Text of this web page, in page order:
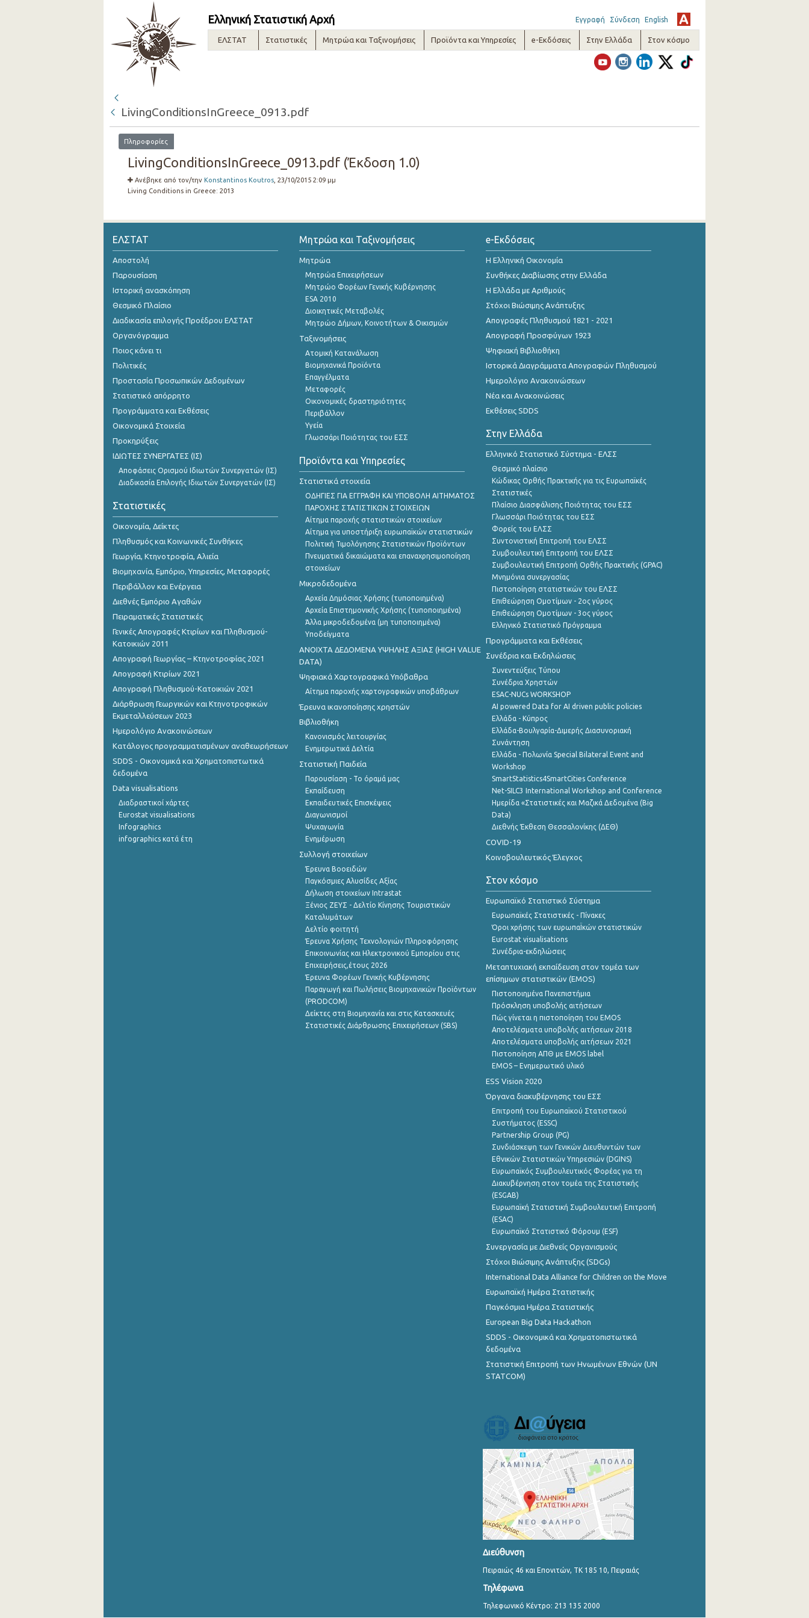
Ελληνική Στατιστική Αρχή Εγγραφή Σύνδεση English
ΕΛΣΤΑΤ Στατιστικές Μητρώα και Ταξινομήσεις Προϊόντα και Υπηρεσίες e-Εκδόσεις Στην Ελλάδα Στον κόσμο
LivingConditionsInGreece_0913.pdf
Πληροφορίες
LivingConditionsInGreece_0913.pdf (Έκδοση 1.0)
Ανέβηκε από τον/την Konstantinos Koutros, 23/10/2015 2:09 μμ
Living Conditions in Greece: 2013
ΕΛΣΤΑΤ
Αποστολή
Παρουσίαση
Ιστορική ανασκόπηση
Θεσμικό Πλαίσιο
Διαδικασία επιλογής Προέδρου ΕΛΣΤΑΤ
Οργανόγραμμα
Ποιος κάνει τι
Πολιτικές
Προστασία Προσωπικών Δεδομένων
Στατιστικό απόρρητο
Προγράμματα και Εκθέσεις
Οικονομικά Στοιχεία
Προκηρύξεις
ΙΔΙΩΤΕΣ ΣΥΝΕΡΓΑΤΕΣ (ΙΣ)
Αποφάσεις Ορισμού Ιδιωτών Συνεργατών (ΙΣ)
Διαδικασία Επιλογής Ιδιωτών Συνεργατών (ΙΣ)
Στατιστικές
Οικονομία, Δείκτες
Πληθυσμός και Κοινωνικές Συνθήκες
Γεωργία, Κτηνοτροφία, Αλιεία
Βιομηχανία, Εμπόριο, Υπηρεσίες, Μεταφορές
Περιβάλλον και Ενέργεια
Διεθνές Εμπόριο Αγαθών
Πειραματικές Στατιστικές
Γενικές Απογραφές Κτιρίων και Πληθυσμού-
Κατοικιών 2011
Απογραφή Γεωργίας – Κτηνοτροφίας 2021
Απογραφή Κτιρίων 2021
Απογραφή Πληθυσμού-Κατοικιών 2021
Διάρθρωση Γεωργικών και Κτηνοτροφικών
Εκμεταλλεύσεων 2023
Ημερολόγιο Ανακοινώσεων
Κατάλογος προγραμματισμένων αναθεωρήσεων
SDDS - Οικονομικά και Χρηματοπιστωτικά
δεδομένα
Data visualisations
Διαδραστικοί χάρτες
Eurostat visualisations
Infographics
infographics κατά έτη
Μητρώα και Ταξινομήσεις
Μητρώα
Μητρώα Επιχειρήσεων
Μητρώο Φορέων Γενικής Κυβέρνησης
ESA 2010
Διοικητικές Μεταβολές
Μητρώο Δήμων, Κοινοτήτων & Οικισμών
Ταξινομήσεις
Ατομική Κατανάλωση
Βιομηχανικά Προϊόντα
Επαγγέλματα
Μεταφορές
Οικονομικές δραστηριότητες
Περιβάλλον
Υγεία
Γλωσσάρι Ποιότητας του ΕΣΣ
Προϊόντα και Υπηρεσίες
Στατιστικά στοιχεία
ΟΔΗΓΙΕΣ ΓΙΑ ΕΓΓΡΑΦΗ ΚΑΙ ΥΠΟΒΟΛΗ ΑΙΤΗΜΑΤΟΣ
ΠΑΡΟΧΗΣ ΣΤΑΤΙΣΤΙΚΩΝ ΣΤΟΙΧΕΙΩΝ
Αίτημα παροχής στατιστικών στοιχείων
Αίτημα για υποστήριξη ευρωπαϊκών στατιστικών
Πολιτική Τιμολόγησης Στατιστικών Προϊόντων
Πνευματικά δικαιώματα και επαναχρησιμοποίηση
στοιχείων
Μικροδεδομένα
Αρχεία Δημόσιας Χρήσης (τυποποιημένα)
Αρχεία Επιστημονικής Χρήσης (τυποποιημένα)
Άλλα μικροδεδομένα (μη τυποποιημένα)
Υποδείγματα
ANOIXTA ΔΕΔΟΜΕΝΑ ΥΨΗΛΗΣ ΑΞΙΑΣ (HIGH VALUE
DATA)
Ψηφιακά Χαρτογραφικά Υπόβαθρα
Αίτημα παροχής χαρτογραφικών υποβάθρων
Έρευνα ικανοποίησης χρηστών
Βιβλιοθήκη
Κανονισμός λειτουργίας
Ενημερωτικά Δελτία
Στατιστική Παιδεία
Παρουσίαση - Το όραμά μας
Εκπαίδευση
Εκπαιδευτικές Επισκέψεις
Διαγωνισμοί
Ψυχαγωγία
Ενημέρωση
Συλλογή στοιχείων
Έρευνα Βοοειδών
Παγκόσμιες Αλυσίδες Αξίας
Δήλωση στοιχείων Intrastat
Ξένιος ΖΕΥΣ - Δελτίο Κίνησης Τουριστικών
Καταλυμάτων
Δελτίο φοιτητή
Έρευνα Χρήσης Τεχνολογιών Πληροφόρησης
Επικοινωνίας και Ηλεκτρονικού Εμπορίου στις
Επιχειρήσεις,έτους 2026
Έρευνα Φορέων Γενικής Κυβέρνησης
Παραγωγή και Πωλήσεις Βιομηχανικών Προϊόντων
(PRODCOM)
Δείκτες στη Βιομηχανία και στις Κατασκευές
Στατιστικές Διάρθρωσης Επιχειρήσεων (SBS)
e-Εκδόσεις
Η Ελληνική Οικονομία
Συνθήκες Διαβίωσης στην Ελλάδα
Η Ελλάδα με Αριθμούς
Στόχοι Βιώσιμης Ανάπτυξης
Απογραφές Πληθυσμού 1821 - 2021
Απογραφή Προσφύγων 1923
Ψηφιακή Βιβλιοθήκη
Ιστορικά Διαγράμματα Απογραφών Πληθυσμού
Ημερολόγιο Ανακοινώσεων
Νέα και Ανακοινώσεις
Εκθέσεις SDDS
Στην Ελλάδα
Ελληνικό Στατιστικό Σύστημα - ΕΛΣΣ
Θεσμικό πλαίσιο
Κώδικας Ορθής Πρακτικής για τις Ευρωπαϊκές
Στατιστικές
Πλαίσιο Διασφάλισης Ποιότητας του ΕΣΣ
Γλωσσάρι Ποιότητας του ΕΣΣ
Φορείς του ΕΛΣΣ
Συντονιστική Επιτροπή του ΕΛΣΣ
Συμβουλευτική Επιτροπή του ΕΛΣΣ
Συμβουλευτική Επιτροπή Ορθής Πρακτικής (GPAC)
Μνημόνια συνεργασίας
Πιστοποίηση στατιστικών του ΕΛΣΣ
Επιθεώρηση Ομοτίμων - 2ος γύρος
Επιθεώρηση Ομοτίμων - 3ος γύρος
Ελληνικό Στατιστικό Πρόγραμμα
Προγράμματα και Εκθέσεις
Συνέδρια και Εκδηλώσεις
Συνεντεύξεις Τύπου
Συνέδρια Χρηστών
ESAC-NUCs WORKSHOP
AI powered Data for AI driven public policies
Ελλάδα - Κύπρος
Ελλάδα-Βουλγαρία-Διμερής Διασυνοριακή
Συνάντηση
Ελλάδα - Πολωνία Special Bilateral Event and
Workshop
SmartStatistics4SmartCities Conference
Net-SILC3 International Workshop and Conference
Ημερίδα «Στατιστικές και Μαζικά Δεδομένα (Big
Data)
Διεθνής Έκθεση Θεσσαλονίκης (ΔΕΘ)
COVID-19
Κοινοβουλευτικός Έλεγχος
Στον κόσμο
Ευρωπαϊκό Στατιστικό Σύστημα
Ευρωπαϊκές Στατιστικές - Πίνακες
Όροι χρήσης των ευρωπαΪκών στατιστικών
Eurostat visualisations
Συνέδρια-εκδηλώσεις
Μεταπτυχιακή εκπαίδευση στον τομέα των
επίσημων στατιστικών (EMOS)
Πιστοποιημένα Πανεπιστήμια
Πρόσκληση υποβολής αιτήσεων
Πώς γίνεται η πιστοποίηση του EMOS
Αποτελέσματα υποβολής αιτήσεων 2018
Αποτελέσματα υποβολής αιτήσεων 2021
Πιστοποίηση ΑΠΘ με EMOS label
EMOS – Ενημερωτικό υλικό
ESS Vision 2020
Όργανα διακυβέρνησης του ΕΣΣ
Επιτροπή του Ευρωπαϊκού Στατιστικού
Συστήματος (ESSC)
Partnership Group (PG)
Συνδιάσκεψη των Γενικών Διευθυντών των
Εθνικών Στατιστικών Υπηρεσιών (DGINS)
Ευρωπαϊκός Συμβουλευτικός Φορέας για τη
Διακυβέρνηση στον τομέα της Στατιστικής
(ESGAB)
Ευρωπαϊκή Στατιστική Συμβουλευτική Επιτροπή
(ESAC)
Ευρωπαϊκό Στατιστικό Φόρουμ (ESF)
Συνεργασία με Διεθνείς Οργανισμούς
Στόχοι Βιώσιμης Ανάπτυξης (SDGs)
International Data Alliance for Children on the Move
Ευρωπαϊκή Ημέρα Στατιστικής
Παγκόσμια Ημέρα Στατιστικής
European Big Data Hackathon
SDDS - Οικονομικά και Χρηματοπιστωτικά
δεδομένα
Στατιστική Επιτροπή των Ηνωμένων Εθνών (UN
STATCOM)
Διεύθυνση
Πειραιώς 46 και Επονιτών, ΤΚ 185 10, Πειραιάς
Τηλέφωνα
Τηλεφωνικό Κέντρο: 213 135 2000